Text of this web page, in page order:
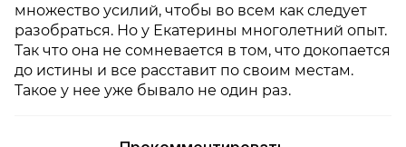
множество усилий, чтобы во всем как следует
разобраться. Но у Екатерины многолетний опыт.
Так что она не сомневается в том, что докопается
до истины и все расставит по своим местам.
Такое у нее уже бывало не один раз.